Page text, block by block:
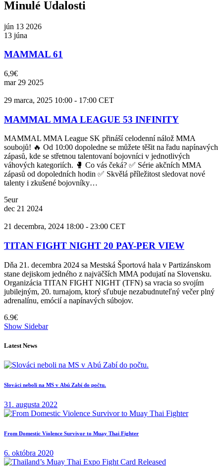
Minulé Udalosti
jún 13 2026
13 júna
MAMMAL 61
6,9€
mar 29 2025
29 marca, 2025 10:00 - 17:00 CET
MAMMAL MMA LEAGUE 53 INFINITY
MAMMAL MMA League SK přináší celodenní nálož MMA
soubojů! 🔥 Od 10:00 dopoledne se můžete těšit na řadu napínavých
zápasů, kde se střetnou talentovaní bojovníci v jednotlivých
váhových kategoriích. 🥊 Co vás čeká? ✅ Série akčních MMA
zápasů od dopoledních hodin ✅ Skvělá příležitost sledovat nové
talenty i zkušené bojovníky…
5eur
dec 21 2024
21 decembra, 2024 18:00 - 23:00 CET
TITAN FIGHT NIGHT 20 PAY-PER VIEW
Dňa 21. decembra 2024 sa Mestská Športová hala v Partizánskom
stane dejiskom jedného z najväčších MMA podujatí na Slovensku.
Organizácia TITAN FIGHT NIGHT (TFN) sa vracia so svojím
jubilejným, 20. turnajom, ktorý sľubuje nezabudnuteľný večer plný
adrenalínu, emócií a napínavých súbojov.
6.9€
Show Sidebar
Latest News
Slováci neboli na MS v Abú Zabí do počtu.
31. augusta 2022
From Domestic Violence Survivor to Muay Thai Fighter
6. októbra 2020